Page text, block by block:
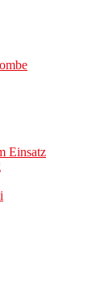
Einsatz